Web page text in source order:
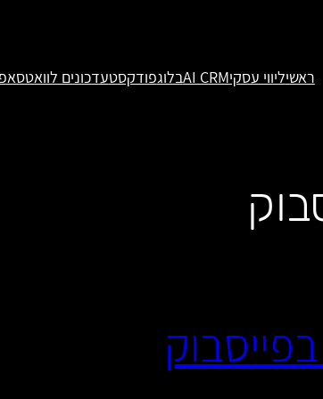
ראשיליווי עסקיAI CRMבלוגפודקסטעדכונים לוואטסאפ